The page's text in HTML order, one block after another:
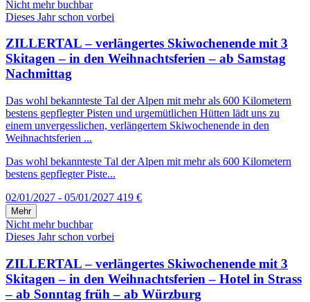
Nicht mehr buchbar
Dieses Jahr schon vorbei
ZILLERTAL – verlängertes Skiwochenende mit 3
Skitagen – in den Weihnachtsferien – ab Samstag
Nachmittag
Das wohl bekannteste Tal der Alpen mit mehr als 600 Kilometern
bestens gepflegter Pisten und urgemütlichen Hütten lädt uns zu
einem unvergesslichen, verlängertem Skiwochenende in den
Weihnachtsferien ...
Das wohl bekannteste Tal der Alpen mit mehr als 600 Kilometern
bestens gepflegter Piste...
02/01/2027 - 05/01/2027 419 €
Mehr
Nicht mehr buchbar
Dieses Jahr schon vorbei
ZILLERTAL – verlängertes Skiwochenende mit 3
Skitagen – in den Weihnachtsferien – Hotel in Strass
– ab Sonntag früh – ab Würzburg